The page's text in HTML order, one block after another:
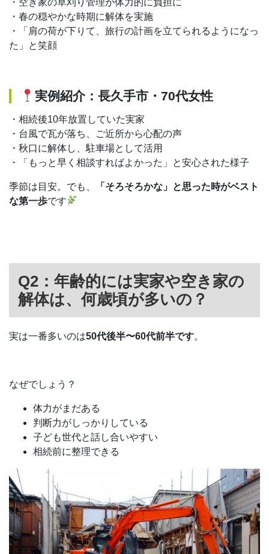
・春の穏やかな時期に解体を実施
・「肩の荷が下りて、旅行の計画を立てられるようになっ
た」と笑顔
実例紹介：長久手市・70代女性
・相続後10年放置していた実家
・台風で瓦が落ち、ご近所から心配の声
・秋口に解体し、駐車場として活用
・「もっと早く相談すればよかった」と安心された様子
季節は目安。でも、
「そろそろかな」と思った時がベスト
な第一歩です
Q2：年齢的には実家や空き家の
解体は、何歳頃が多いの？
実は一番多いのは50代後半〜60代前半です。
なぜでしょう？
体力がまだある
判断力がしっかりしている
子ども世代と話し合いやすい
相続前に整理できる